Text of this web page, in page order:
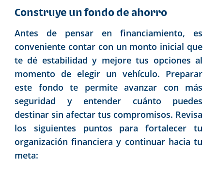
Construye un fondo de ahorro
Antes de pensar en financiamiento, es
conveniente contar con un monto inicial que
te dé estabilidad y mejore tus opciones al
momento de elegir un vehículo. Preparar
este fondo te permite avanzar con más
seguridad y entender cuánto puedes
destinar sin afectar tus compromisos. Revisa
los siguientes puntos para fortalecer tu
organización financiera y continuar hacia tu
meta: